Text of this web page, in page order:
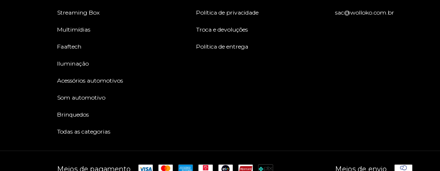
Streaming Box
Multimídias
Faaftech
Iluminação
Acessórios automotivos
Som automotivo
Brinquedos
Todas as categorias
Política de privacidade
Troca e devoluções
Política de entrega
sac@wolloko.com.br
Meios de pagamento Meios de envio